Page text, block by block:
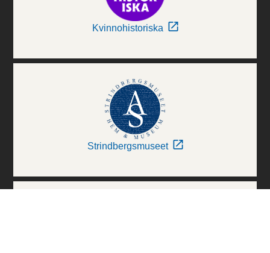
Kvinnohistoriska
Strindbergsmuseet